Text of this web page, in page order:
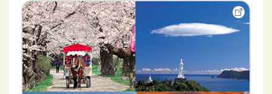
別
ウ
イ
ン
ド
ウ
で